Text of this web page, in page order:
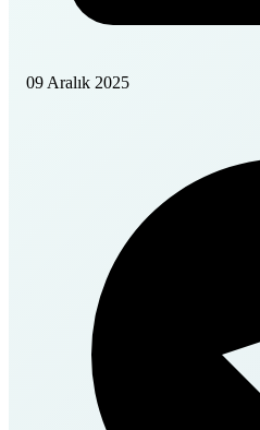
09 Aralık 2025